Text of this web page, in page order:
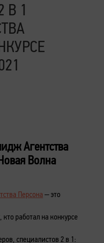
В 1
Агентства
Волна
Персона – это
работал на конкурсе
специалистов 2 в 1: